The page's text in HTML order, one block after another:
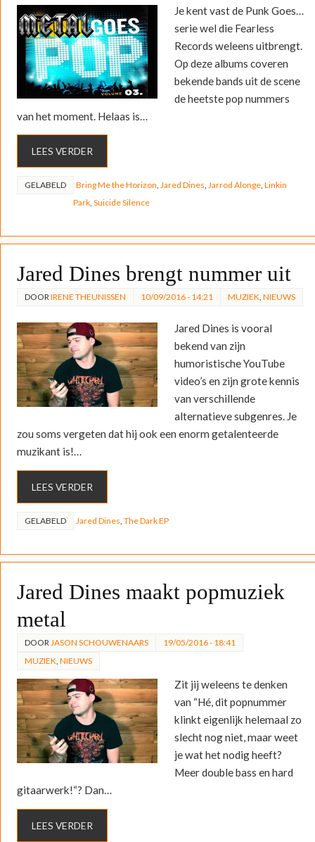
Je kent vast de Punk Goes…
serie wel die Fearless
Records weleens uitbrengt.
Op deze albums coveren
bekende bands uit de scene
de heetste pop nummers
van het moment. Helaas is…
LEES VERDER
GELABELD Bring Me the Horizon, Jared Dines, Jarrod Alonge, Linkin
Park, Suicide Silence
Jared Dines brengt nummer uit
DOORIRENE THEUNISSEN 10/09/2016 - 14:21 MUZIEK, NIEUWS
Jared Dines is vooral
bekend van zijn
humoristische YouTube
video’s en zijn grote kennis
van verschillende
alternatieve subgenres. Je
zou soms vergeten dat hij ook een enorm getalenteerde
muzikant is!…
LEES VERDER
GELABELD Jared Dines The Dark EP
Jared Dines maakt popmuziek
metal
DOOR JASON SCHOUWENAARS
19/05/2016 - 18:41
MUZIEK NIEUWS
Zit jij weleens te denken
van “Hé, dit popnummer
klinkt eigenlijk helemaal zo
slecht nog niet, maar weet
je wat het nodig heeft?
Meer double bass en hard
gitaarwerk!“? Dan…
LEES VERDER